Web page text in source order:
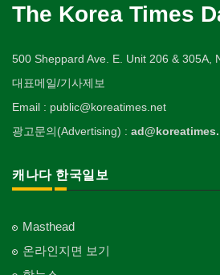
The Korea Times
500 Sheppard Ave. E. Unit 206 & 305A,
대표메일/기사제보
Email : public@koreatimes.net
광고문의(Advertising) :
캐나다 한국일보
Masthead
온라인지면 보기